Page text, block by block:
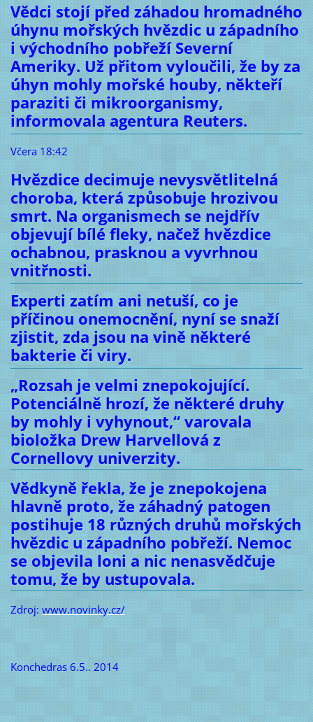
Vědci stojí před záhadou hromadného
úhynu mořských hvězdic u západního
i východního pobřeží Severní
Ameriky. Už přitom vyloučili, že by za
úhyn mohly mořské houby, někteří
paraziti či mikroorganismy,
informovala agentura Reuters.
Včera 18:42
Hvězdice decimuje nevysvětlitelná
choroba, která způsobuje hrozivou
smrt. Na organismech se nejdřív
objevují bílé fleky, načež hvězdice
ochabnou, prasknou a vyvrhnou
vnitřnosti.
Experti zatím ani netuší, co je
příčinou onemocnění, nyní se snaží
zjistit, zda jsou na vině některé
bakterie či viry.
„Rozsah je velmi znepokojující.
Potenciálně hrozí, že některé druhy
by mohly i vyhynout,“ varovala
bioložka Drew Harvellová z
Cornellovy univerzity.
Vědkyně řekla, že je znepokojena
hlavně proto, že záhadný patogen
postihuje 18 různých druhů mořských
hvězdic u západního pobřeží. Nemoc
se objevila loni a nic nenasvědčuje
tomu, že by ustupovala.
Zdroj: www.novinky.cz/
Konchedras 6.5.. 2014